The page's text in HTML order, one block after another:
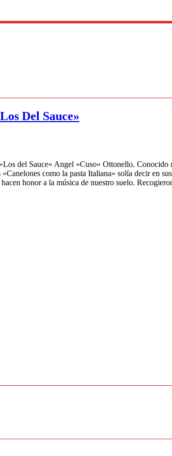
Del Sauce»
del Sauce» Angel «Cuso» Ottonello.
como la pasta Italiana» solía decir en
honor a la música de nuestro suelo.